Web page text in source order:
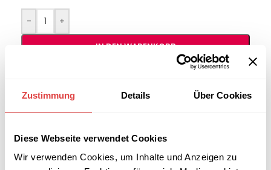
Zustimmung Details Über Cookies
Diese Webseite verwendet Cookies
Wir verwenden Cookies, um Inhalte und Anzeigen zu
- +
IN DEN WARENKORB
größeren
Stückzahlen?
B2B-Angebot
anfordern
Kategorie: Waffel-, Pancake- & Crepeeisen